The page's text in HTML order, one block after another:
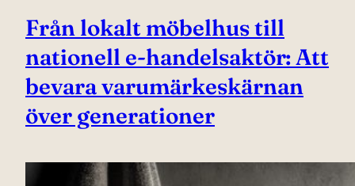
Från lokalt möbelhus till
nationell e-handelsaktör: Att
bevara varumärkeskärnan
över generationer